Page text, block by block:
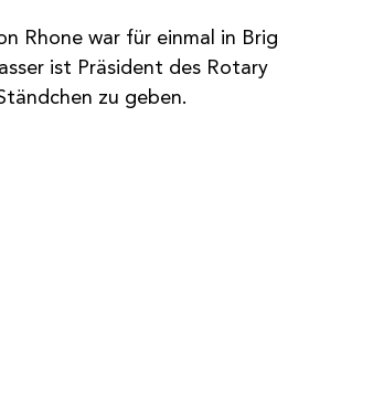
Rhone war für einmal in Brig
ist Präsident des Rotary
zu geben.